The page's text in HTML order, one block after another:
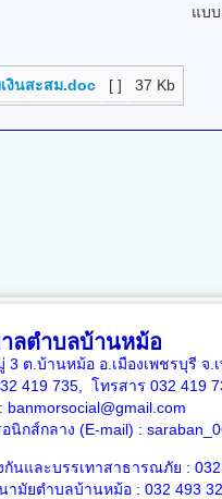
แบ
งินสะสม.doc [ ] 37 Kb
ลตำบลบ้านหม้อ
3 ต.บ้านหม้อ อ.เมืองเพชรบุรี จ.
419 735, โทรสาร 032 419
banmorsocial@gmail.com
นิกส์กลาง (E-mail) :
กันและบรรเทาสาธารณภัย :
ามัยตำบลบ้านหม้อ : 032 493